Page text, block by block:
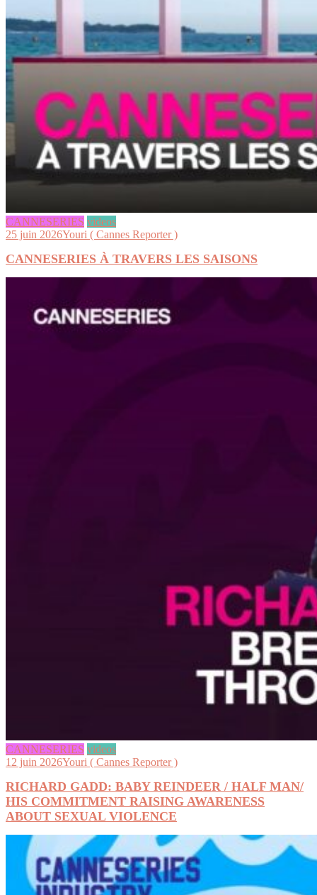
CANNESERIES videos
25 juin 2026Youri ( Cannes Reporter )
CANNESERIES À TRAVERS LES SAISONS
CANNESERIES videos
12 juin 2026Youri ( Cannes Reporter )
RICHARD GADD: BABY REINDEER / HALF MAN/
HIS COMMITMENT RAISING AWARENESS
ABOUT SEXUAL VIOLENCE